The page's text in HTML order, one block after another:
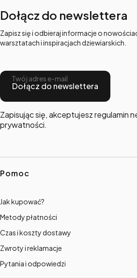
Dołącz do newslettera
Zapisz się i odbieraj informacje o
warsztatach i inspiracjach dziewiarskich.
Twój adres e-mail
Dołącz do newslettera
Zapisując się, akceptujesz regulamin
prywatności.
Linki w stopce
Pomoc
Jak kupować?
Metody płatności
Czas i koszty dostawy
Zwroty i reklamacje
Pytania i odpowiedzi